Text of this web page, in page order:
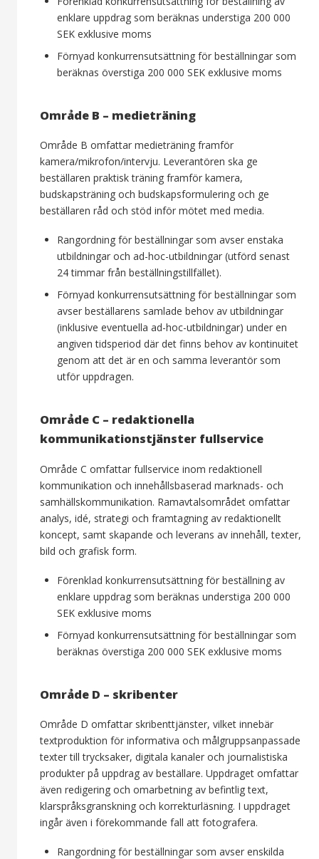
enklare uppdrag som beräknas understiga 200 000
SEK exklusive moms
Förnyad konkurrensutsättning för beställningar som
beräknas överstiga 200 000 SEK exklusive moms
Område B – medieträning
Område B omfattar medieträning framför
kamera/mikrofon/intervju. Leverantören ska ge
beställaren praktisk träning framför kamera,
budskapsträning och budskapsformulering och ge
beställaren råd och stöd inför mötet med media.
Rangordning för beställningar som avser enstaka
utbildningar och ad-hoc-utbildningar (utförd senast
24 timmar från beställningstillfället).
Förnyad konkurrensutsättning för beställningar som
avser beställarens samlade behov av utbildningar
(inklusive eventuella ad-hoc-utbildningar) under en
angiven tidsperiod där det finns behov av kontinuitet
genom att det är en och samma leverantör som
utför uppdragen.
Område C – redaktionella
kommunikationstjänster fullservice
Område C omfattar fullservice inom redaktionell
kommunikation och innehållsbaserad marknads- och
samhällskommunikation. Ramavtalsområdet omfattar
analys, idé, strategi och framtagning av redaktionellt
koncept, samt skapande och leverans av innehåll, texter,
bild och grafisk form.
Förenklad konkurrensutsättning för beställning av
enklare uppdrag som beräknas understiga 200 000
SEK exklusive moms
Förnyad konkurrensutsättning för beställningar som
beräknas överstiga 200 000 SEK exklusive moms
Område D – skribenter
Område D omfattar skribenttjänster, vilket innebär
textproduktion för informativa och målgruppsanpassade
texter till trycksaker, digitala kanaler och journalistiska
produkter på uppdrag av beställare. Uppdraget omfattar
även redigering och omarbetning av befintlig text,
klarspråksgranskning och korrekturläsning. I uppdraget
ingår även i förekommande fall att fotografera.
Rangordning för beställningar som avser enskilda